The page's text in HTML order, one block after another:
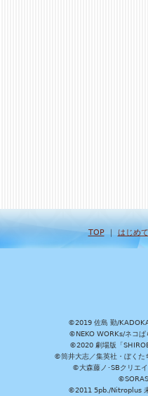
TOP｜ はじめ
©2019 佐島 勤/
©NEKO WORKs/ネコぱ
©2020 劇場版「
©筒井大志／集英社・ぼく
©大森藤ノ･SBクリエ
©2011 5pb./Nitroplus